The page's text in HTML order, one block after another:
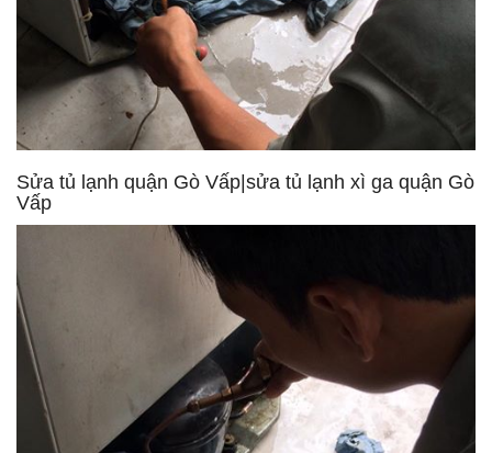
Sửa tủ lạnh quận Gò Vấp|sửa tủ lạnh xì ga quận Gò
Vấp